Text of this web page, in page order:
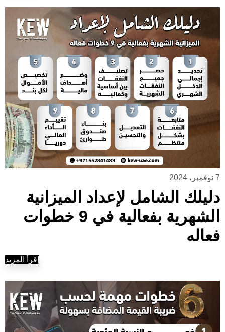
7 نوفمبر، 2024
دليلك الشامل لإعداد الميزانية
الشهرية بفعالية في 9 خطوات
فعاله
إقرأ المزيد